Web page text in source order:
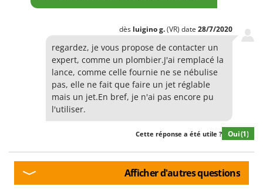
dès luiginog.(VR) date 28/7/2020
regardez, je vous propose de contacter un
expert, comme un plombier.J'ai remplacé la
lance, comme celle fournie ne se nébulise
pas, elle ne fait que faire un jet réglable
mais un jet.En bref, je n'ai pas encore pu
l'utiliser.
Cette réponse a été utile ? Oui(1)
Afficher d'autres questions